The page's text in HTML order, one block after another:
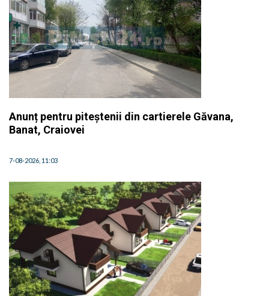
Anunț pentru piteștenii din cartierele Găvana,
Banat, Craiovei
7-08-2026, 11:03